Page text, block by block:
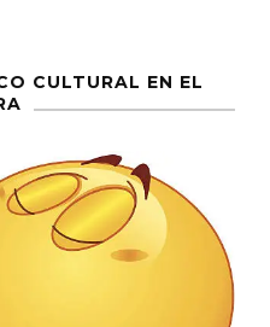
CULTURAL EN EL